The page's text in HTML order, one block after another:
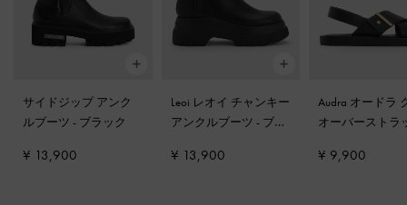
サイドジップ アンク
ルブーツ - ブラック
¥ 13,900
Leoi レオイ チャンキー
アンクルブーツ - ブラ
¥ 13,900
Audra オードラ
オーバーストラ
ル-ブラック
¥ 9,900